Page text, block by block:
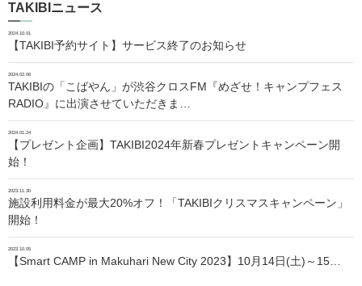
TAKIBIニュース
2024.10.01
【TAKIBI予約サイト】サービス終了のお知らせ
2024.02.06
TAKIBIの「こばやん」が渋谷クロスFM『めざせ！キャンプフェス
RADIO』に出演させていただきま…
2024.01.24
【プレゼント企画】TAKIBI2024年新春プレゼントキャンペーン開
始！
2023.11.30
施設利用料金が最大20%オフ！「TAKIBIクリスマスキャンペーン」
開始！
2023.10.05
【Smart CAMP in Makuhari New City 2023】10月14日(土)～15…